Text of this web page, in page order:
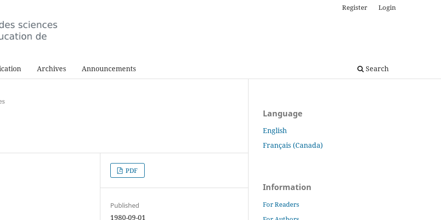
Archives Announcements Search
Register Login
PDF
Published
1980-09-01
Language
English
Français (Canada)
Information
For Readers